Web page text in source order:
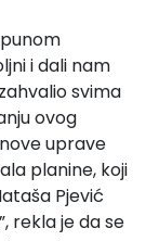
i dali nam
svima
ovog
uprave
planine, koji
Pjević
rekla je da se